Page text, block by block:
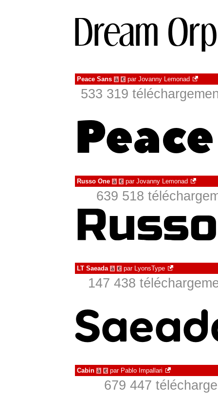
Peace Sans à € par Jovanny Lemonad
533 319
Russo One à € par Jovanny Lemonad
639 518
LT Saeada à € par LyonsType
147 438
Cabin à € par Pablo Impallari
679 447